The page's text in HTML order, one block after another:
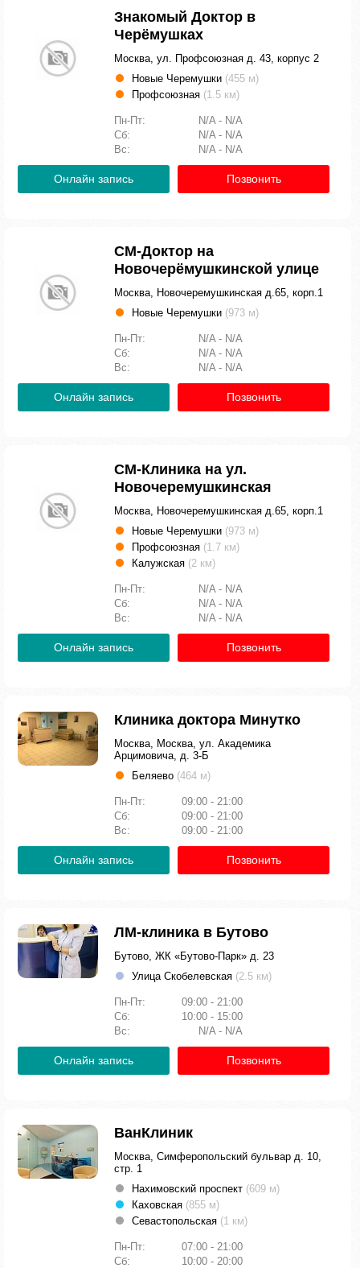
Знакомый Доктор в
Черёмушках
Москва, ул. Профсоюзная д. 43, корпус 2
Новые Черемушки (455 м)
Профсоюзная (1.5 км)
Пн-Пт:
N/A - N/A
Сб:
N/A - N/A
Вс:
N/A - N/A
Онлайн запись Позвонить
СМ-Доктор на
Новочерёмушкинской улице
Москва, Новочеремушкинская д.65, корп.1
Новые Черемушки (973 м)
Пн-Пт:
N/A - N/A
Сб:
N/A - N/A
Вс:
N/A - N/A
Онлайн запись Позвонить
СМ-Клиника на ул.
Новочеремушкинская
Москва, Новочеремушкинская д.65, корп.1
Новые Черемушки (973 м)
Профсоюзная (1.7 км)
Калужская (2 км)
Пн-Пт:
N/A - N/A
Сб:
N/A - N/A
Вс:
N/A - N/A
Онлайн запись Позвонить
Клиника доктора Минутко
Москва, Москва, ул. Академика
Арцимовича, д. 3-Б
Беляево (464 м)
Пн-Пт:
09:00 - 21:00
Сб:
09:00 - 21:00
Вс:
09:00 - 21:00
Онлайн запись Позвонить
ЛМ-клиника в Бутово
Бутово, ЖК «Бутово-Парк» д. 23
Улица Скобелевская (2.5 км)
Пн-Пт:
09:00 - 21:00
Сб:
10:00 - 15:00
Вс:
N/A - N/A
Онлайн запись Позвонить
ВанКлиник
Москва, Симферопольский бульвар д. 10,
стр. 1
Нахимовский проспект (609 м)
Каховская (855 м)
Севастопольская (1 км)
Пн-Пт:
07:00 - 21:00
Сб:
10:00 - 20:00